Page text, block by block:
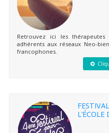
Retrouvez ici les
adhérents aux réseaux Neo-
francophones.
L’ÉCOLE